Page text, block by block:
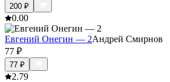
200 ₽
0.00
Евгений Онегин — 2Андрей Смирнов
77 ₽
77 ₽
2.79